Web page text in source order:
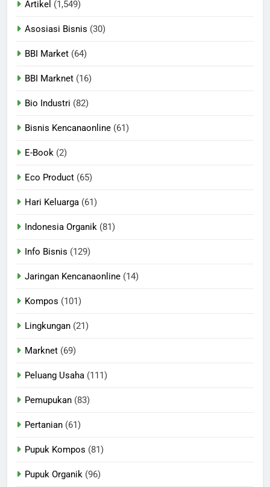
Artikel (1,549)
Asosiasi Bisnis (30)
BBI Market (64)
BBI Marknet (16)
Bio Industri (82)
Bisnis Kencanaonline (61)
E-Book (2)
Eco Product (65)
Hari Keluarga (61)
Indonesia Organik (81)
Info Bisnis (129)
Jaringan Kencanaonline (14)
Kompos (101)
Lingkungan (21)
Marknet (69)
Peluang Usaha (111)
Pemupukan (83)
Pertanian (61)
Pupuk Kompos (81)
Pupuk Organik (96)